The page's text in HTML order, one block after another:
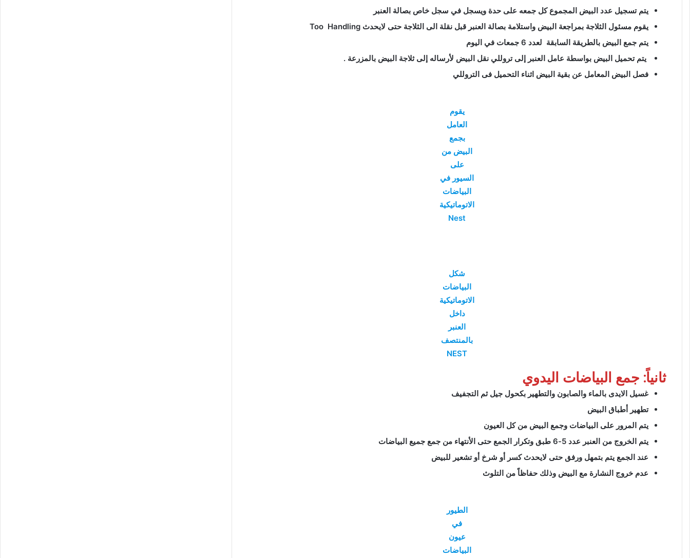
يتم تسجيل عدد البيض المجموع كل جمعه على حدة ويسجل في سجل خاص بصالة العنبر
يقوم مسئول الثلاجة بمراجعة البيض واستلامة بصالة العنبر قبل نقلة الى الثلاجة حتى لايحدث Too Handling
يتم جمع البيض بالطريقة السابقة لعدد 6 جمعات في اليوم
يتم تحميل البيض بواسطة عامل العنبر إلى تروللي نقل البيض لأرساله إلى ثلاجة البيض بالمزرعة .
فصل البيض المعامل عن بقية البيض اثناء التحميل فى التروللي
يقوم
العامل
بجمع
البيض من
على
السيور في
البياضات
الاتوماتيكية
Nest
شكل
البياضات
الاتوماتيكية
داخل
العنبر
بالمنتصف
NEST
ثانياً: جمع البياضات اليدوي
غسيل الايدى بالماء والصابون والتطهير بكحول جيل ثم التجفيف
تطهير أطباق البيض
يتم المرور على البياضات وجمع البيض من كل العيون
يتم الخروج من العنبر عدد 5-6 طبق وتكرار الجمع حتى الأنتهاء من جمع جميع البياضات
عند الجمع يتم بتمهل ورفق حتى لايحدث كسر أو شرخ أو تشعير للبيض
عدم خروج النشارة مع البيض وذلك حفاظاً من التلوث
الطيور
في
عيون
البياضات